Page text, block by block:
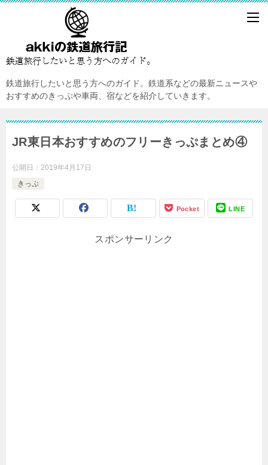
鉄道旅行したいと思う方へのガイド。鉄道系などの最新ニュースや
おすすめのきっぷや車両、宿などを紹介していきます。
JR東日本おすすめのフリーきっぷまとめ④
公開日： 2019年4月17日
きっぷ
Pocket LINE
スポンサーリンク